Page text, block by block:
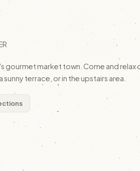
gourmet market town. Come and relax
terrace, or in the upstairs area.